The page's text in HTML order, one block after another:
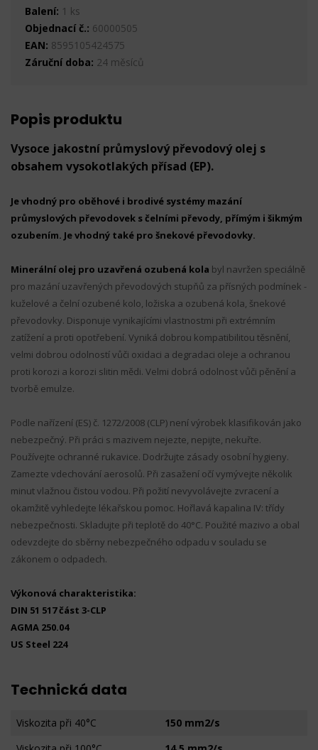
Balení: 1 ks
Objednací č.: 60000505
EAN: 8595105424575
Záruční doba: 24 měsíců
Popis produktu
Vysoce jakostní průmyslový převodový olej s
obsahem vysokotlakých přísad (EP).
Je vhodný pro oběhové i brodivé systémy mazání
průmyslových převodovek s čelními převody, přímým i šikmým
ozubením. Je vhodný také pro šnekové převodovky.
Minerální olej pro uzavřená ozubená kola byl navržen speciálně
pro mazání uzavřených převodových stupňů za přísných podmínek -
kuželové a čelní ozubené kolo, ložiska a ozubená kola, šnekové
převodovky. Disponuje vynikajícími vlastnostmi při extrémním
zatížení a proti opotřebení. Vyniká dobrou kompatibilitou těsnění,
velmi dobrou odolností vůči oxidaci a degradaci oleje a ochranou
proti korozi a korozi slitin mědi. Velmi dobrá odolnost vůči pěnění a
tvorbě emulze.
Podle nařízení (ES) č. 1272/2008 (CLP) není výrobek klasifikován jako
nebezpečný. Při práci s mazivem nejezte, nepijte, nekuřte.
Používejte ochranné rukavice. Dodržujte zásady osobní hygieny.
Zamezte vdechování aerosolů. Při zasažení očí vymývejte několik
minut vlažnou čistou vodou. Při požití nevyvolávejte zvracení a
okamžitě vyhledejte lékařskou pomoc. Hořlavá kapalina IV: třídy
nebezpečnosti. Skladujte při teplotě do 40°C. Použité mazivo a obal
odevzdejte do sběrny nebezpečného odpadu v souladu se
zákonem o odpadech.
Výkonová charakteristika:
DIN 51 517 část 3-CLP
AGMA 250.04
US Steel 224
Technická data
Viskozita při 40°C
150 mm2/s